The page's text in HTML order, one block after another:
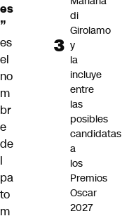
es
”
es
el
no
m
br
e
de
l
pa
to
m
di
Girolamo
y
la
incluye
entre
las
posibles
candidatas
a
los
Premios
Oscar
2027